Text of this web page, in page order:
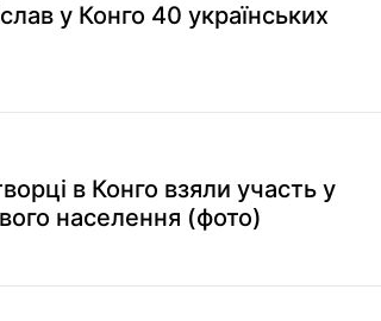
у Конго 40 українських
в Конго взяли участь у
населення (фото)